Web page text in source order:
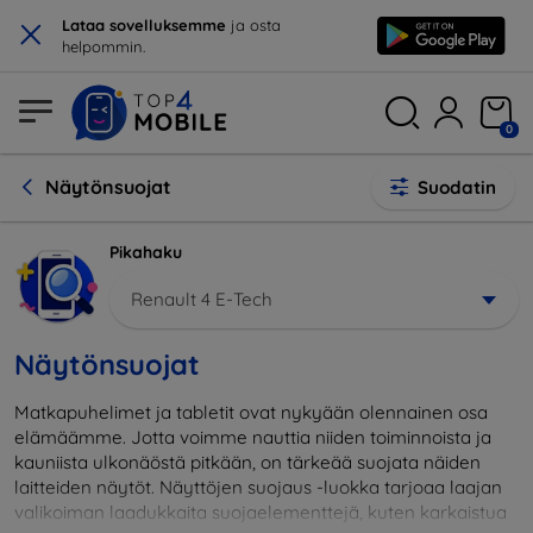
× Lataa sovelluksemme ja osta
helpommin.
0
Näytönsuojat Suodatin
Pikahaku
Renault 4 E-Tech
Näytönsuojat
Matkapuhelimet ja tabletit ovat nykyään olennainen osa
elämäämme. Jotta voimme nauttia niiden toiminnoista ja
kauniista ulkonäöstä pitkään, on tärkeää suojata näiden
laitteiden näytöt. Näyttöjen suojaus -luokka tarjoaa laajan
valikoiman laadukkaita suojaelementtejä, kuten karkaistua